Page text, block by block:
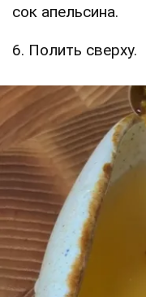
сок апельсина.
6. Полить сверху.